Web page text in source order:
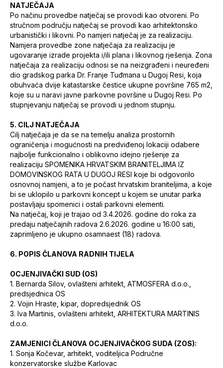
NATJEČAJA
Po načinu provedbe natječaj se provodi kao otvoreni. Po
stručnom području natječaj se provodi kao arhitektonsko
urbanistički i likovni. Po namjeri natječaj je za realizaciju.
Namjera provedbe zone natječaja za realizaciju je
ugovaranje izrade projekta i/ili plana i likovnog rješenja. Zona
natječaja za realizaciju odnosi se na neizgrađeni i neuređeni
dio gradskog parka Dr. Franje Tuđmana u Dugoj Resi, koja
obuhvaća dvije katastarske čestice ukupne površine 765 m2,
koje su u naravi javne parkovne površine u Dugoj Resi. Po
stupnjevanju natječaj se provodi u jednom stupnju.
5. CILJ NATJEČAJA
Cilj natječaja je da se na temelju analiza prostornih
ograničenja i mogućnosti na predviđenoj lokaciji odabere
najbolje funkcionalno i oblikovno idejno rješenje za
realizaciju SPOMENIKA HRVATSKIM BRANITELJIMA IZ
DOMOVINSKOG RATA U DUGOJ RESI koje bi odgovorilo
osnovnoj namjeni, a to je počast hrvatskim braniteljima, a koje
bi se uklopilo u parkovni koncept u kojem se unutar parka
postavljaju spomenici i ostali parkovni elementi.
Na natječaj, koji je trajao od 3.4.2026. godine do roka za
predaju natječajnih radova 2.6.2026. godine u 16:00 sati,
zaprimljeno je ukupno osamnaest (18) radova.
6. POPIS ČLANOVA RADNIH TIJELA
OCJENJIVAČKI SUD (OS)
1. Bernarda Silov, ovlašteni arhitekt, ATMOSFERA d.o.o.,
predsjednica OS
2. Vojin Hraste, kipar, dopredsjednik OS
3. Iva Martinis, ovlašteni arhitekt, ARHITEKTURA MARTINIS
d.o.o.
ZAMJENICI ČLANOVA OCJENJIVAČKOG SUDA (ZOS):
1. Sonja Kočevar, arhitekt, voditeljica Područne
konzervatorske službe Karlovac